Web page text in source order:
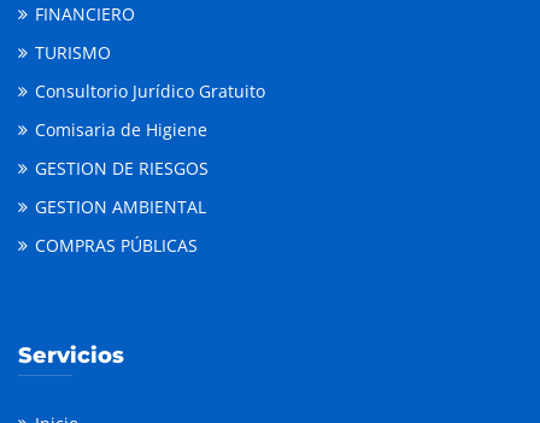
FINANCIERO
TURISMO
Consultorio Jurídico Gratuito
Comisaria de Higiene
GESTION DE RIESGOS
GESTION AMBIENTAL
COMPRAS PÚBLICAS
Servicios